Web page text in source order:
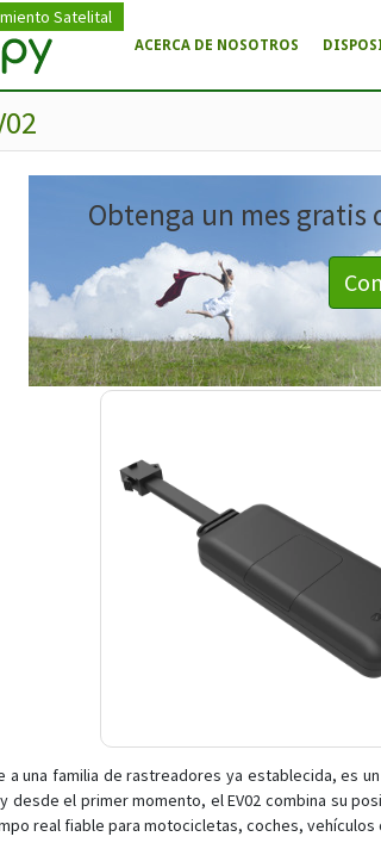
Satelital
ACERCA DE NOSOTROS
Obtenga un mes gratis
a una familia de rastreadores ya establecida, es
desde el primer momento, el EV02 combina su
real fiable para motocicletas, coches,